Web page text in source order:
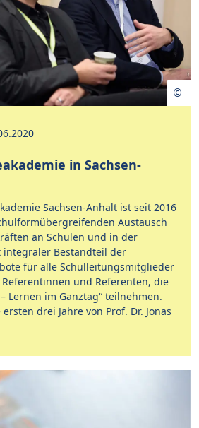
in Sachsen-
Sachsen-Anhalt ist seit 2016
Austausch
an Schulen und in der
integraler Bestandteil der
für alle Schulleitungsmitglieder
und Referenten, die
Lernen im Ganztag“ teilnehmen.
drei Jahre von Prof. Dr. Jonas